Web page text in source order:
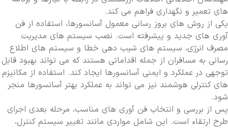
های تعمیر و نگهداری فراهم می کند.
یکی از روش های بروز رسانی معمول آسانسورها، استفاده از فن
آوری های جدید و پیشرفته است. نصب سیستم های مدیریت
مصرف انرژی، سیستم های شیب دهی خطا و سیستم های اطلاع
رسانی به مسافران از جمله اقداماتی هستند که می تواند بهبود قابل
توجهی در عملکرد و ایمنی آسانسورها ایجاد کند. استفاده از مکانیزم
های کنترلی هوشمند نیز می تواند به عملکرد بهتر آسانسورها منجر
شود.
پس از بررسی و انتخاب فن آوری های مناسب، مرحله بعدی اجرای
طرح ارتقاء است. این شامل مواردی مانند تغییر سیستم کنترل،